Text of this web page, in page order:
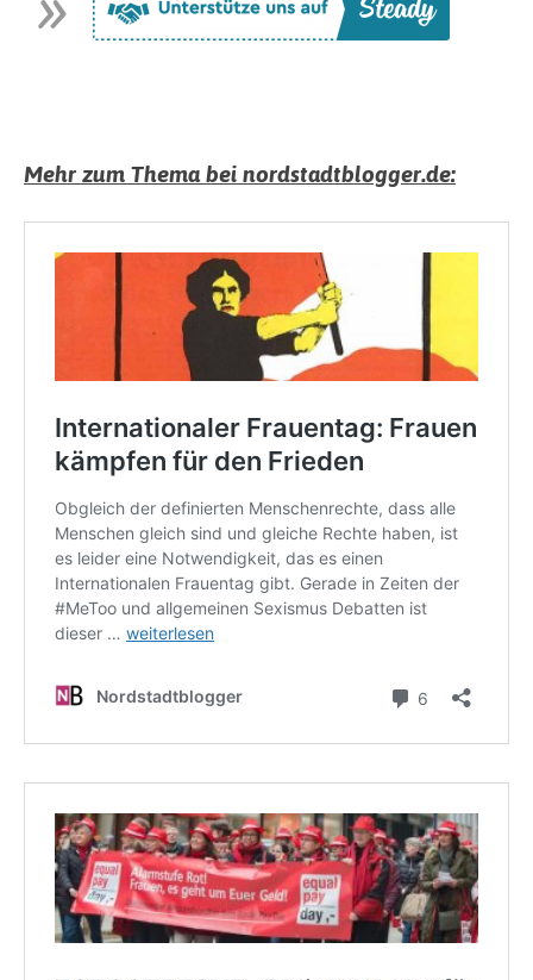
Mehr zum Thema bei nordstadtblogger.de: